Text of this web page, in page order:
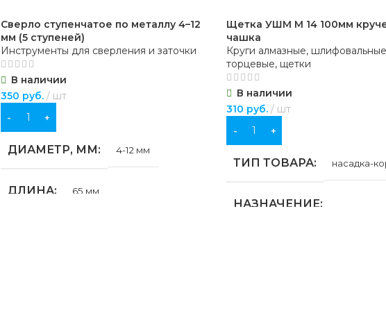
Сверло ступенчатое по металлу 4–12
мм (5 ступеней)
Инструменты для сверления и заточки
В наличии
350 руб. шт
В КОРЗИНУ
ДИАМЕТР, ММ 4-12 мм
ДЛИНА 65 мм
Щетка УШМ М 14 100мм
чашка
Круги алмазные,
торцевые, щетки
В наличии
310 руб. шт
В КОРЗИНУ
ТИП ТОВАРА насадка-
НАЗНАЧЕНИЕ